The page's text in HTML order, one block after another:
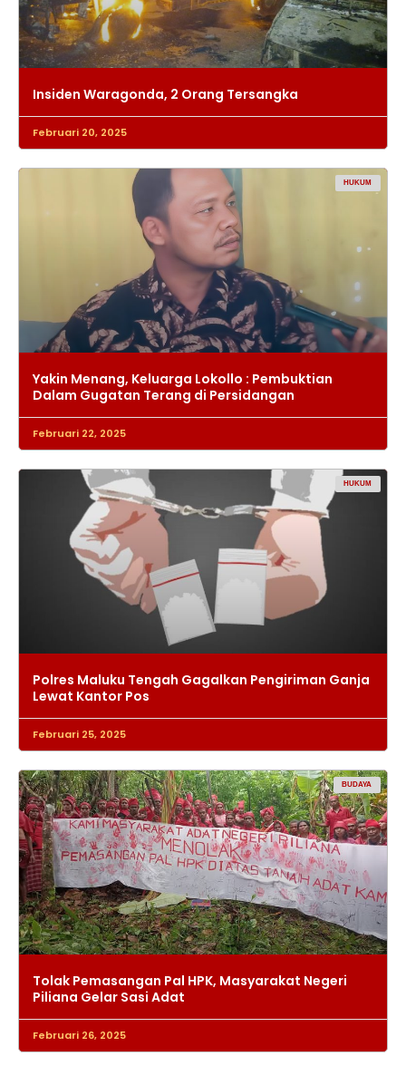
Insiden Waragonda, 2 Orang Tersangka
Februari 20, 2025
HUKUM
Yakin Menang, Keluarga Lokollo : Pembuktian
Dalam Gugatan Terang di Persidangan
Februari 22, 2025
HUKUM
Polres Maluku Tengah Gagalkan Pengiriman Ganja
Lewat Kantor Pos
Februari 25, 2025
BUDAYA
Tolak Pemasangan Pal HPK, Masyarakat Negeri
Piliana Gelar Sasi Adat
Februari 26, 2025